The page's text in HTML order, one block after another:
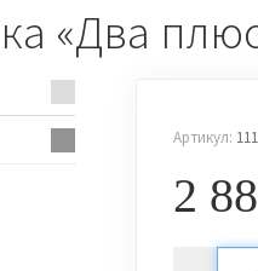
«Два
Артикул:
2